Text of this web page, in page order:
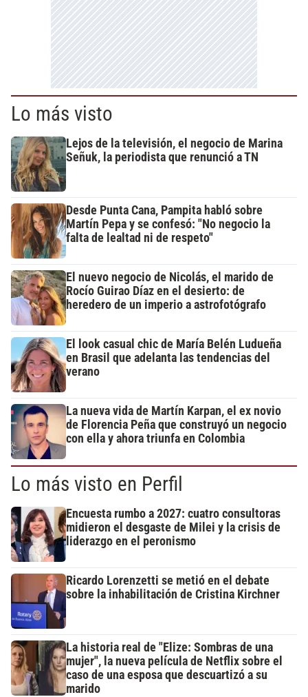
Lo más visto
Lejos de la televisión, el negocio de Marina
Señuk, la periodista que renunció a TN
Desde Punta Cana, Pampita habló sobre
Martín Pepa y se confesó: "No negocio la
falta de lealtad ni de respeto"
El nuevo negocio de Nicolás, el marido de
Rocío Guirao Díaz en el desierto: de
heredero de un imperio a astrofotógrafo
El look casual chic de María Belén Ludueña
en Brasil que adelanta las tendencias del
verano
La nueva vida de Martín Karpan, el ex novio
de Florencia Peña que construyó un negocio
con ella y ahora triunfa en Colombia
Lo más visto en Perfil
Encuesta rumbo a 2027: cuatro consultoras
midieron el desgaste de Milei y la crisis de
liderazgo en el peronismo
Ricardo Lorenzetti se metió en el debate
sobre la inhabilitación de Cristina Kirchner
La historia real de "Elize: Sombras de una
mujer", la nueva película de Netflix sobre el
caso de una esposa que descuartizó a su
marido